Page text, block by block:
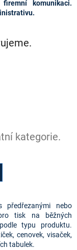
komunikaci.
kategorie.
nebo
tisk na běžných
typu produktu.
cenovek, visaček,
tabulek.